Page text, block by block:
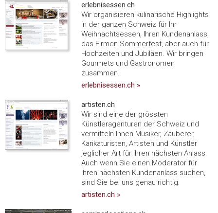
erlebnisessen.ch
Wir organisieren kulinarische Highlights
in der ganzen Schweiz für Ihr
Weihnachtsessen, Ihren Kundenanlass,
das Firmen-Sommerfest, aber auch für
Hochzeiten und Jubiläen. Wir bringen
Gourmets und Gastronomen
zusammen.
erlebnisessen.ch »
artisten.ch
Wir sind eine der grössten
Künstleragenturen der Schweiz und
vermitteln Ihnen Musiker, Zauberer,
Karikaturisten, Artisten und Künstler
jeglicher Art für ihren nächsten Anlass.
Auch wenn Sie einen Moderator für
Ihren nächsten Kundenanlass suchen,
sind Sie bei uns genau richtig.
artisten.ch »